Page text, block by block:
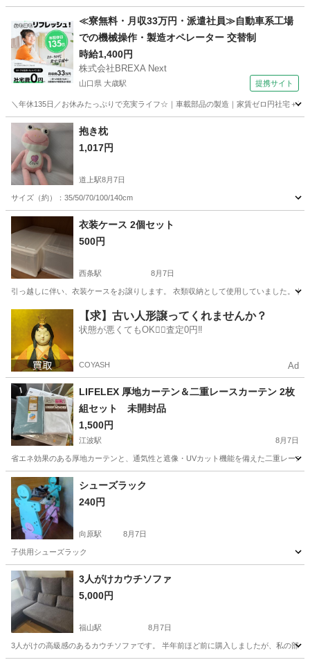
広域公園前駅 収納家具
≪寮無料・月収33万円・派遣社員≫自動車系工場
での機械操作・製造オペレーター 交替制
時給1,400円
株式会社BREXA Next
山口県 大歳駅 提携サイト
＼年休135日／お休みたっぷりで充実ライフ☆｜車載部品の製造｜家賃ゼロ円社宅＋
山口 山口市 大歳駅
抱き枕
1,017円
道上駅8月7日
サイズ（約）：35/50/70/100/140cm
広島 福山市 道上駅 寝具
衣装ケース 2個セット
500円
西条駅 8月7日
引っ越しに伴い、衣装ケースをお譲りします。 衣類収納として使用していました。
西条駅 収納家具 ケース
【求】古い人形譲ってくれませんか？
状態が悪くてもOK🙆‍♀️査定0円‼️
COYASH Ad
LIFELEX 厚地カーテン＆二重レースカーテン 2枚
組セット 未開封品
1,500円
江波駅 8月7日
省エネ効果のある厚地カーテンと、通気性と遮像・UVカット機能を備えた二重レー
広島 広島市 カーテン、ブラインド
シューズラック
240円
向原駅 8月7日
子供用シューズラック
広島 安芸高田市 向原駅
シューズラック
3人がけカウチソファ
5,000円
福山駅 8月7日
3人がけの高級感のあるカウチソファです。 半年前ほど前に購入しましたが、私の部